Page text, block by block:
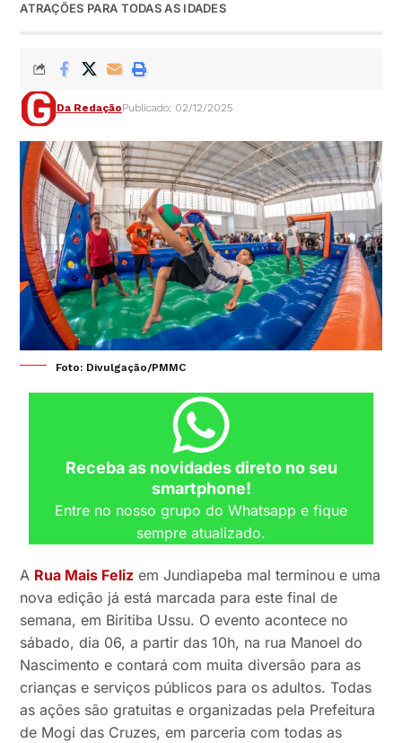
ATRAÇÕES PARA TODAS AS IDADES
Da RedaçãoPublicado: 02/12/2025
Foto: Divulgação/PMMC
Receba as novidades direto no seu
smartphone!
Entre no nosso grupo do Whatsapp e fique
sempre atualizado.
A Rua Mais Feliz em Jundiapeba mal terminou e uma
nova edição já está marcada para este final de
semana, em Biritiba Ussu. O evento acontece no
sábado, dia 06, a partir das 10h, na rua Manoel do
Nascimento e contará com muita diversão para as
crianças e serviços públicos para os adultos. Todas
as ações são gratuitas e organizadas pela Prefeitura
de Mogi das Cruzes, em parceria com todas as